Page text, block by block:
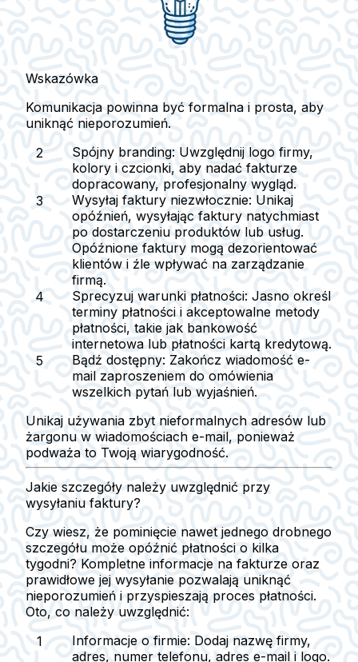
Wskazówka
Komunikacja powinna być formalna i prosta, aby
uniknąć nieporozumień.
Spójny branding: Uwzględnij logo firmy,
kolory i czcionki, aby nadać fakturze
dopracowany, profesjonalny wygląd.
Wysyłaj faktury niezwłocznie: Unikaj
opóźnień, wysyłając faktury natychmiast
po dostarczeniu produktów lub usług.
Opóźnione faktury mogą dezorientować
klientów i źle wpływać na zarządzanie
firmą.
Sprecyzuj warunki płatności: Jasno określ
terminy płatności i akceptowalne metody
płatności, takie jak bankowość
internetowa lub płatności kartą kredytową.
Bądź dostępny: Zakończ wiadomość e-
mail zaproszeniem do omówienia
wszelkich pytań lub wyjaśnień.
Unikaj używania zbyt nieformalnych adresów lub
żargonu w wiadomościach e-mail, ponieważ
podważa to Twoją wiarygodność.
Jakie szczegóły należy uwzględnić przy
wysyłaniu faktury?
Czy wiesz, że pominięcie nawet jednego drobnego
szczegółu może opóźnić płatności o kilka
tygodni? Kompletne informacje na fakturze oraz
prawidłowe jej wysyłanie pozwalają uniknąć
nieporozumień i przyspieszają proces płatności.
Oto, co należy uwzględnić:
Informacje o firmie: Dodaj nazwę firmy,
adres, numer telefonu, adres e-mail i logo.